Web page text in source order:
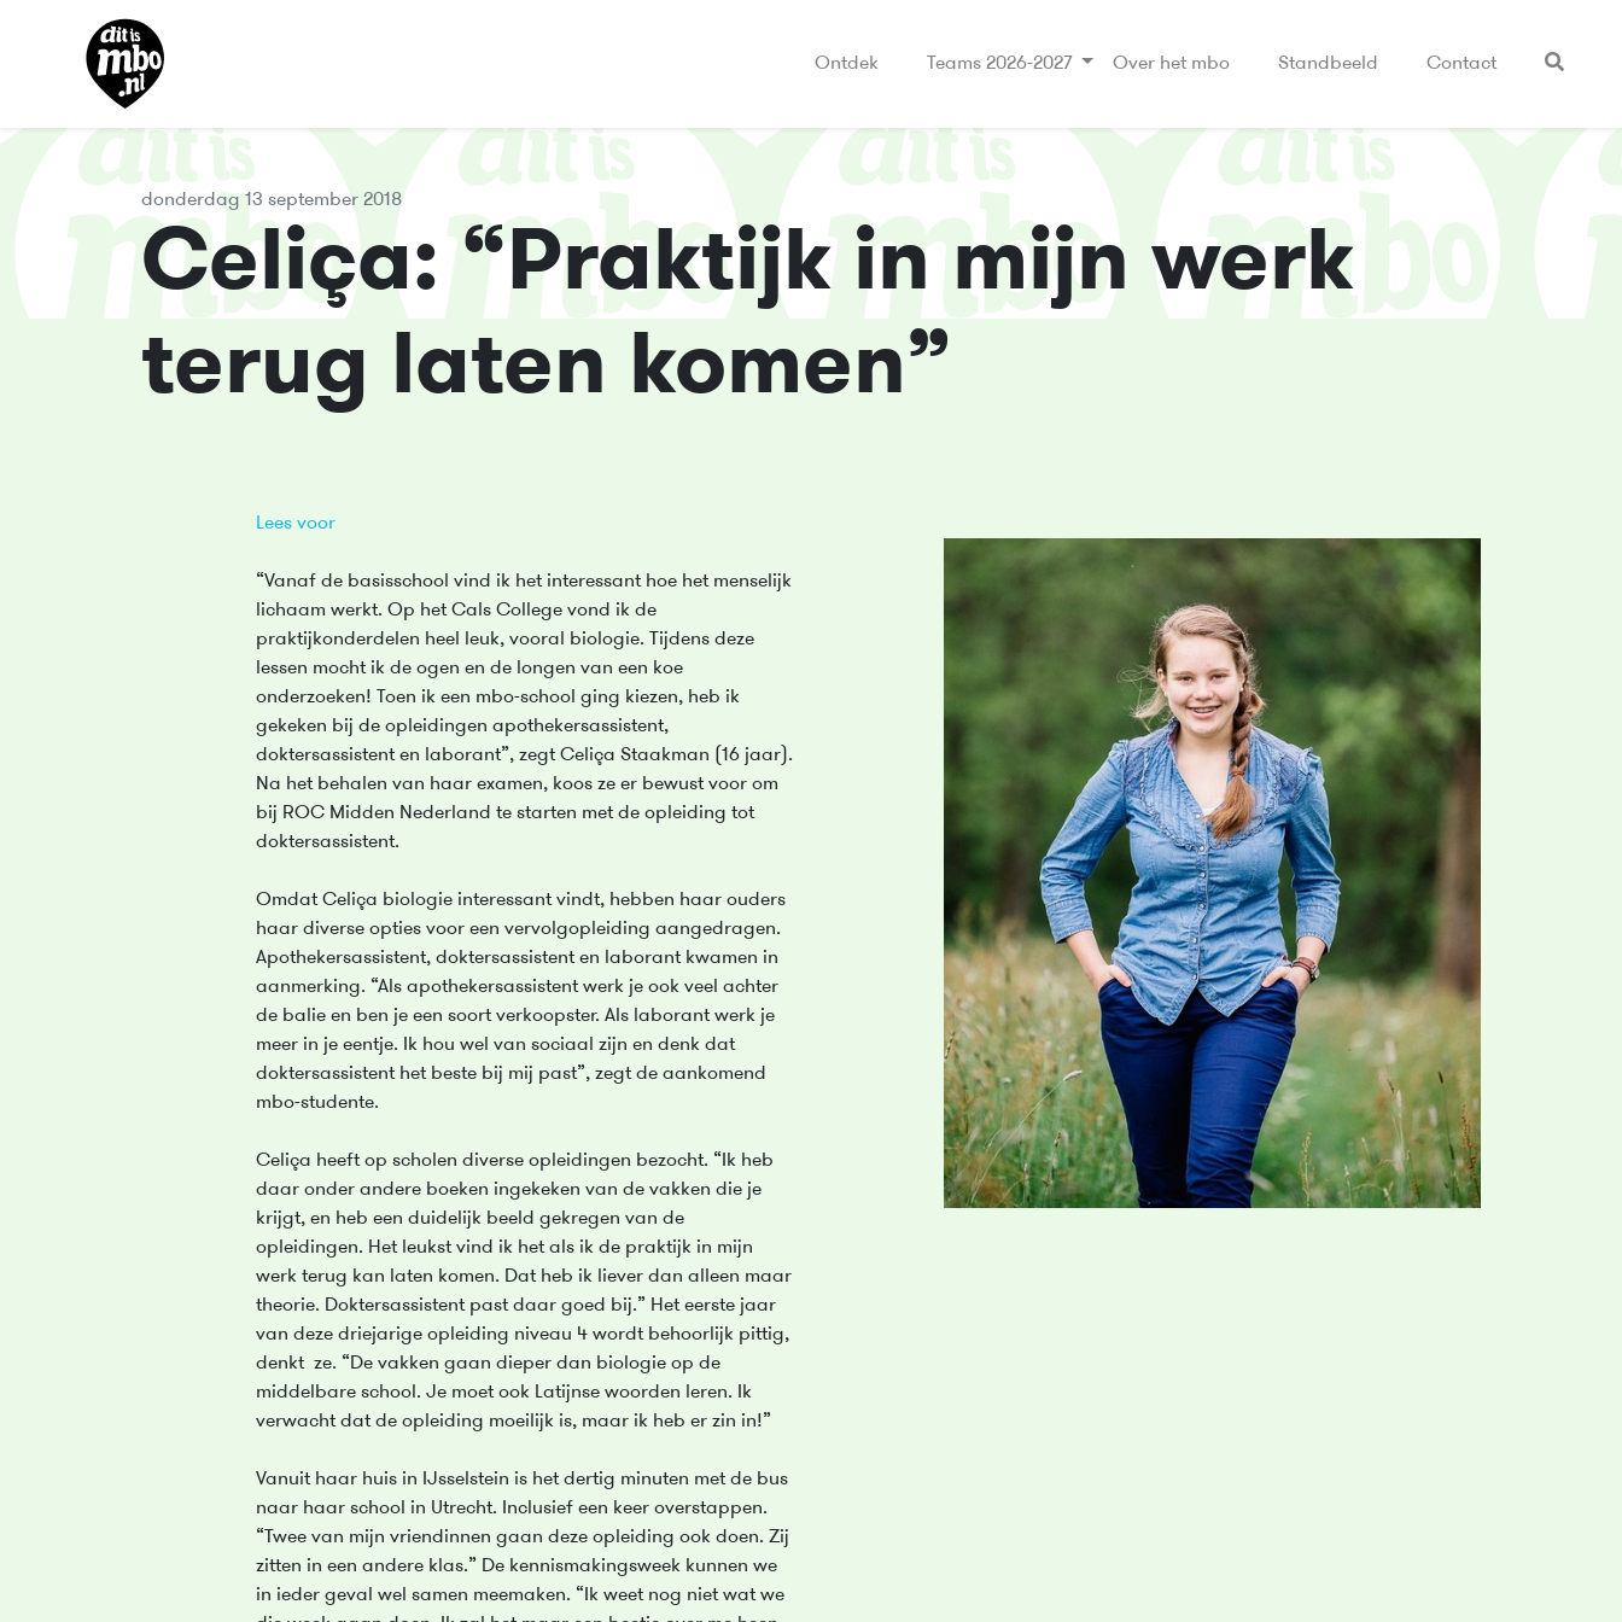
Ontdek Teams 2026-2027 Over het mbo Standbeeld Contact
donderdag 13 september 2018
Celiça: “Praktijk in mijn werk
terug laten komen”
Lees voor
“Vanaf de basisschool vind ik het interessant hoe het menselijk
lichaam werkt. Op het Cals College vond ik de
praktijkonderdelen heel leuk, vooral biologie. Tijdens deze
lessen mocht ik de ogen en de longen van een koe
onderzoeken! Toen ik een mbo-school ging kiezen, heb ik
gekeken bij de opleidingen apothekersassistent,
doktersassistent en laborant”, zegt Celiça Staakman (16 jaar).
Na het behalen van haar examen, koos ze er bewust voor om
bij ROC Midden Nederland te starten met de opleiding tot
doktersassistent.
Omdat Celiça biologie interessant vindt, hebben haar ouders
haar diverse opties voor een vervolgopleiding aangedragen.
Apothekersassistent, doktersassistent en laborant kwamen in
aanmerking. “Als apothekersassistent werk je ook veel achter
de balie en ben je een soort verkoopster. Als laborant werk je
meer in je eentje. Ik hou wel van sociaal zijn en denk dat
doktersassistent het beste bij mij past”, zegt de aankomend
mbo-studente.
Celiça heeft op scholen diverse opleidingen bezocht. “Ik heb
daar onder andere boeken ingekeken van de vakken die je
krijgt, en heb een duidelijk beeld gekregen van de
opleidingen. Het leukst vind ik het als ik de praktijk in mijn
werk terug kan laten komen. Dat heb ik liever dan alleen maar
theorie. Doktersassistent past daar goed bij.” Het eerste jaar
van deze driejarige opleiding niveau 4 wordt behoorlijk pittig,
denkt ze. “De vakken gaan dieper dan biologie op de
middelbare school. Je moet ook Latijnse woorden leren. Ik
verwacht dat de opleiding moeilijk is, maar ik heb er zin in!”
Vanuit haar huis in IJsselstein is het dertig minuten met de bus
naar haar school in Utrecht. Inclusief een keer overstappen.
“Twee van mijn vriendinnen gaan deze opleiding ook doen. Zij
zitten in een andere klas.” De kennismakingsweek kunnen we
in ieder geval wel samen meemaken. “Ik weet nog niet wat we